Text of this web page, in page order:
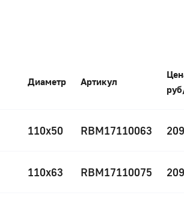
Диаметр Артикул
110x50 RBM17110063
110x63 RBM17110075